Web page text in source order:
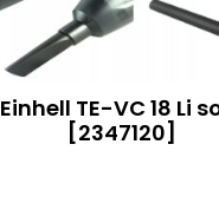
Einhell TE-VC 18 Li
[2347120]